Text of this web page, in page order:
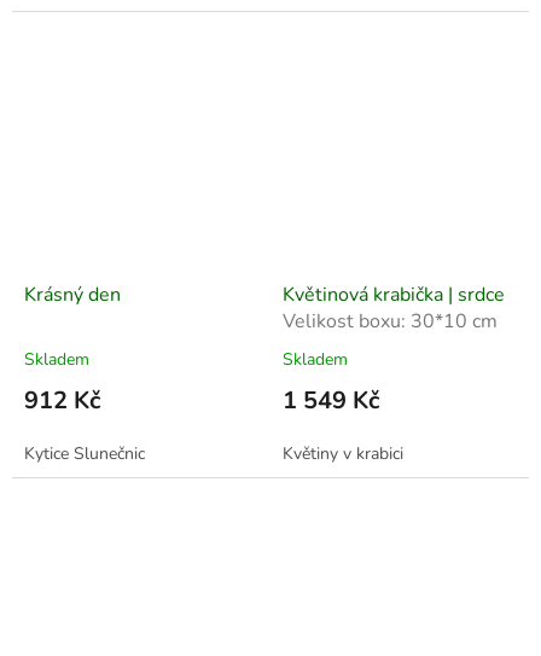
Krásný den
Skladem
912 Kč
Kytice Slunečnic
Květinová krabička | srdce
Velikost boxu: 30*10 cm
Skladem
1 549 Kč
Květiny v krabici